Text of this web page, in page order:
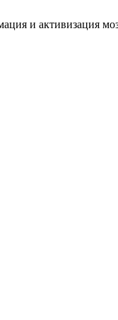
и активизация